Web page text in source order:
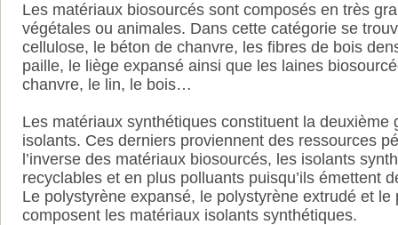
Les matériaux biosourcés sont composés en très
végétales ou animales. Dans cette catégorie se
cellulose, le béton de chanvre, les fibres de bois
paille, le liège expansé ainsi que les laines
chanvre, le lin, le bois…
Les matériaux synthétiques constituent la deuxième
isolants. Ces derniers proviennent des ressources
l’inverse des matériaux biosourcés, les isolants
recyclables et en plus polluants puisqu’ils émettent
Le polystyrène expansé, le polystyrène extrudé et le
composent les matériaux isolants synthétiques.